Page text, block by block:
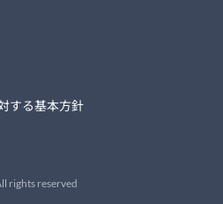
する基本方針
rights reserved